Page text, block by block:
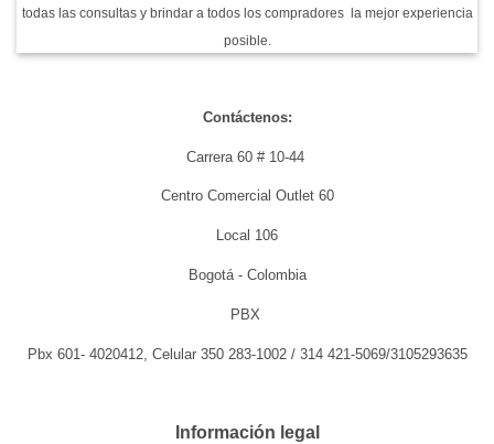
todas las consultas y brindar a todos los compradores la mejor experiencia
posible.
Contáctenos:
Carrera 60 # 10-44
Centro Comercial Outlet 60
Local 106
Bogotá - Colombia
PBX
Pbx 601- 4020412, Celular 350 283-1002 / 314 421-5069/3105293635
Información legal